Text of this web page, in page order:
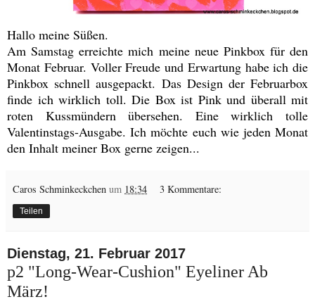
Hallo meine Süßen.
Am Samstag erreichte mich meine neue Pinkbox für den
Monat Februar. Voller Freude und Erwartung habe ich die
Pinkbox schnell ausgepackt. Das Design der Februarbox
finde ich wirklich toll. Die Box ist Pink und überall mit
roten Kussmündern übersehen. Eine wirklich tolle
Valentinstags-Ausgabe. Ich möchte euch wie jeden Monat
den Inhalt meiner Box gerne zeigen...
Caros Schminkeckchen um 18:34 3 Kommentare:
Teilen
Dienstag, 21. Februar 2017
p2 "Long-Wear-Cushion" Eyeliner Ab
März!